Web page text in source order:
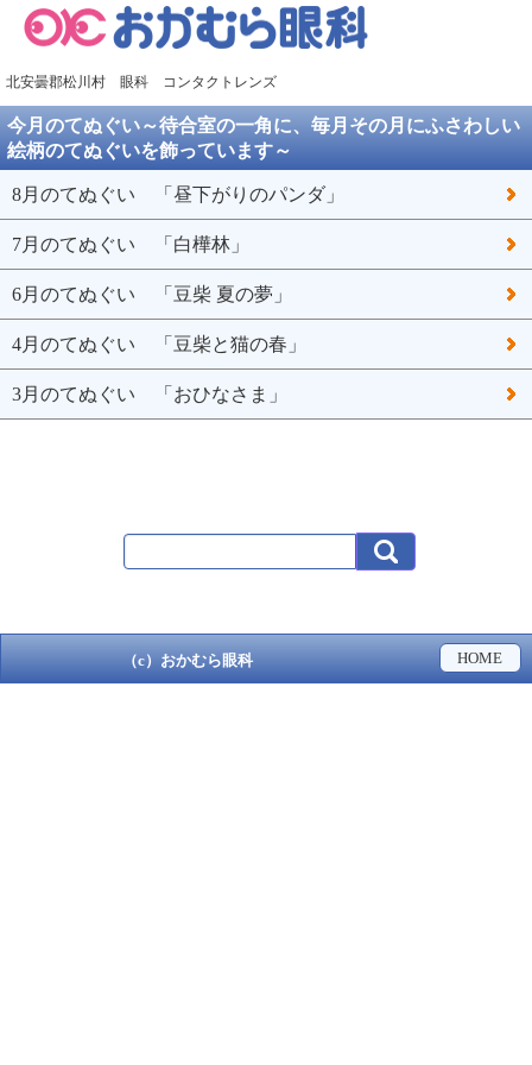
北安曇郡松川村 眼科 コンタクトレンズ
今月のてぬぐい～待合室の一角に、毎月その月にふさわしい
絵柄のてぬぐいを飾っています～
8月のてぬぐい 「昼下がりのパンダ」
7月のてぬぐい 「白樺林」
6月のてぬぐい 「豆柴 夏の夢」
4月のてぬぐい 「豆柴と猫の春」
3月のてぬぐい 「おひなさま」
（c）おかむら眼科 HOME